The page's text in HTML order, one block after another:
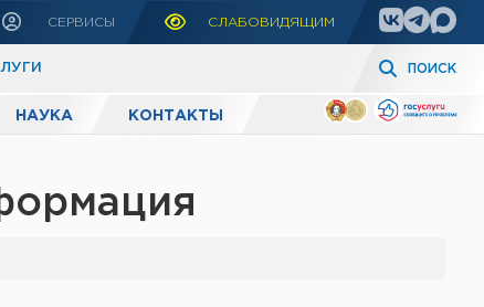
СЕРВИСЫ СЛАБОВИДЯЩИМ
ПОИСК
НАУКА КОНТАКТЫ